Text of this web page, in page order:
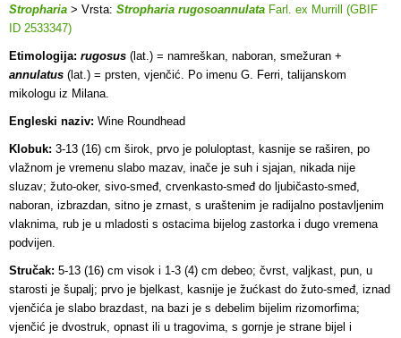
Stropharia > Vrsta: Stropharia rugosoannulata Farl. ex Murrill (GBIF
ID 2533347)
Etimologija: rugosus (lat.) = namreškan, naboran, smežuran +
annulatus (lat.) = prsten, vjenčić. Po imenu G. Ferri, talijanskom
mikologu iz Milana.
Engleski naziv: Wine Roundhead
Klobuk: 3-13 (16) cm širok, prvo je poluloptast, kasnije se raširen, po
vlažnom je vremenu slabo mazav, inače je suh i sjajan, nikada nije
sluzav; žuto-oker, sivo-smeđ, crvenkasto-smeđ do ljubičasto-smeđ,
naboran, izbrazdan, sitno je zrnast, s uraštenim je radijalno postavljenim
vlaknima, rub je u mladosti s ostacima bijelog zastorka i dugo vremena
podvijen.
Stručak: 5-13 (16) cm visok i 1-3 (4) cm debeo; čvrst, valjkast, pun, u
starosti je šupalj; prvo je bjelkast, kasnije je žućkast do žuto-smeđ, iznad
vjenčića je slabo brazdast, na bazi je s debelim bijelim rizomorfima;
vjenčić je dvostruk, opnast ili u tragovima, s gornje je strane bijel i